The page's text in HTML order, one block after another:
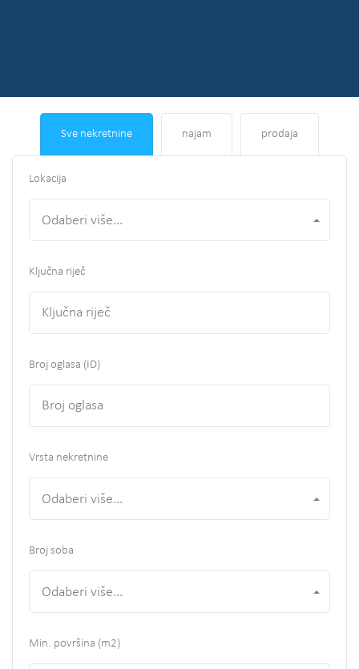
Sve nekretnine najam prodaja
Lokacija
Odaberi više...
Ključna riječ
Broj oglasa (ID)
Vrsta nekretnine
Odaberi više...
Broj soba
Odaberi više...
Min. površina (m2)